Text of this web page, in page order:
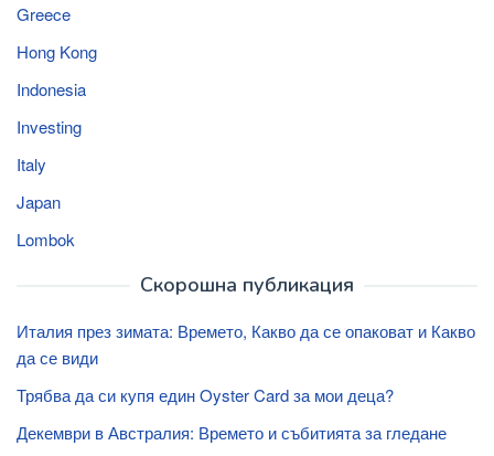
Greece
Hong Kong
Indonesia
Investing
Italy
Japan
Lombok
Скорошна публикация
Италия през зимата: Времето, Какво да се опаковат и Какво
да се види
Трябва да си купя един Oyster Card за мои деца?
Декември в Австралия: Времето и събитията за гледане